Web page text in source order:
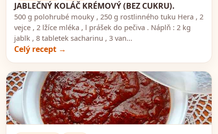
JABLEČNÝ KOLÁČ KRÉMOVÝ (BEZ CUKRU).
500 g polohrubé mouky , 250 g rostlinného tuku Hera , 2
vejce , 2 lžíce mléka , l prášek do pečiva . Náplň : 2 kg
jablk , 8 tabletek sacharinu , 3 van...
Celý recept →